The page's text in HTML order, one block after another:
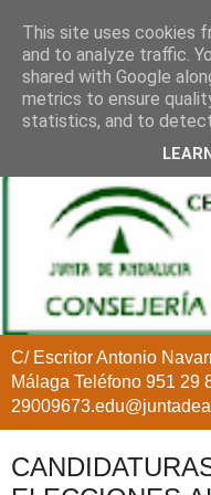
C/ Escritor Antonio
Málaga Teléfono 951 29
This site uses cookies
and to analyze traffic.
shared with Google
metrics to ensure
statistics, and to detect